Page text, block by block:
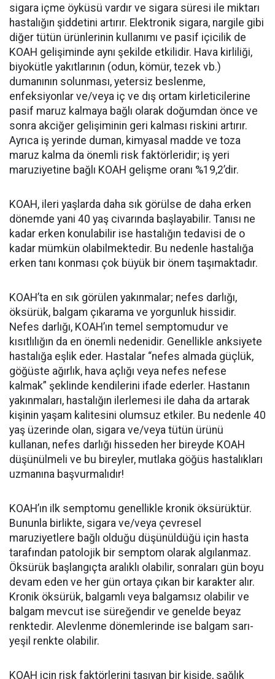
sigara içme öyküsü vardır ve sigara süresi ile miktarı
hastalığın şiddetini artırır. Elektronik sigara, nargile gibi
diğer tütün ürünlerinin kullanımı ve pasif içicilik de
KOAH gelişiminde aynı şekilde etkilidir. Hava kirliliği,
biyokütle yakıtlarının (odun, kömür, tezek vb.)
dumanının solunması, yetersiz beslenme,
enfeksiyonlar ve/veya iç ve dış ortam kirleticilerine
pasif maruz kalmaya bağlı olarak doğumdan önce ve
sonra akciğer gelişiminin geri kalması riskini artırır.
Ayrıca iş yerinde duman, kimyasal madde ve toza
maruz kalma da önemli risk faktörleridir; iş yeri
maruziyetine bağlı KOAH gelişme oranı %19,2’dir.
KOAH, ileri yaşlarda daha sık görülse de daha erken
dönemde yani 40 yaş civarında başlayabilir. Tanısı ne
kadar erken konulabilir ise hastalığın tedavisi de o
kadar mümkün olabilmektedir. Bu nedenle hastalığa
erken tanı konması çok büyük bir önem taşımaktadır.
KOAH’ta en sık görülen yakınmalar; nefes darlığı,
öksürük, balgam çıkarama ve yorgunluk hissidir.
Nefes darlığı, KOAH’ın temel semptomudur ve
kısıtlılığın da en önemli nedenidir. Genellikle anksiyete
hastalığa eşlik eder. Hastalar “nefes almada güçlük,
göğüste ağırlık, hava açlığı veya nefes nefese
kalmak” şeklinde kendilerini ifade ederler. Hastanın
yakınmaları, hastalığın ilerlemesi ile daha da artarak
kişinin yaşam kalitesini olumsuz etkiler. Bu nedenle 40
yaş üzerinde olan, sigara ve/veya tütün ürünü
kullanan, nefes darlığı hisseden her bireyde KOAH
düşünülmeli ve bu bireyler, mutlaka göğüs hastalıkları
uzmanına başvurmalıdır!
KOAH’ın ilk semptomu genellikle kronik öksürüktür.
Bununla birlikte, sigara ve/veya çevresel
maruziyetlere bağlı olduğu düşünüldüğü için hasta
tarafından patolojik bir semptom olarak algılanmaz.
Öksürük başlangıçta aralıklı olabilir, sonraları gün boyu
devam eden ve her gün ortaya çıkan bir karakter alır.
Kronik öksürük, balgamlı veya balgamsız olabilir ve
balgam mevcut ise süreğendir ve genelde beyaz
renktedir. Alevlenme dönemlerinde ise balgam sarı-
yeşil renkte olabilir.
KOAH için risk faktörlerini taşıyan bir kişide, sağlık